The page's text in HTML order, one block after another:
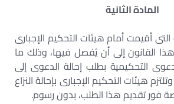
المادة الثانية
أقيمت أمام هيئات التحكيم الإجبارى
القانون إلى أن يُفصل فيها، وذلك ما
التحكيمية بطلب إحالة الدعوى إلى
هيئات التحكيم الإجبارى بإحالة النزاع
فور تقديم هذا الطلب، بدون رسوم.